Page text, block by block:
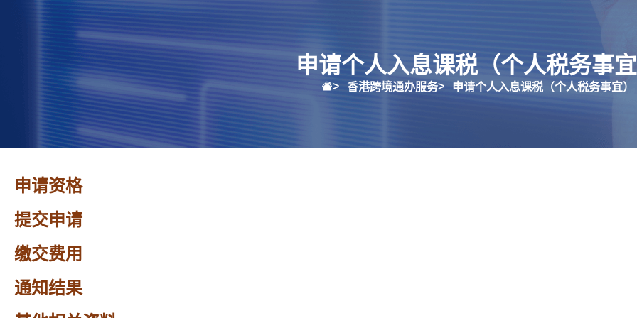
申请个人入息课税（个人税务事
香港跨境通办服务 申请个人入息课税（个人税务事宜）
申请资格
提交申请
缴交费用
通知结果